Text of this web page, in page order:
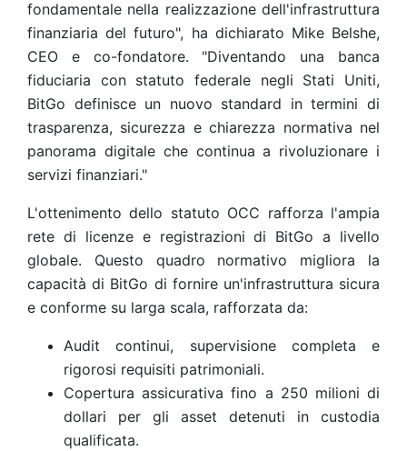
fondamentale nella realizzazione dell'infrastruttura
finanziaria del futuro", ha dichiarato Mike Belshe,
CEO e co-fondatore. "Diventando una banca
fiduciaria con statuto federale negli Stati Uniti,
BitGo definisce un nuovo standard in termini di
trasparenza, sicurezza e chiarezza normativa nel
panorama digitale che continua a rivoluzionare i
servizi finanziari."
L'ottenimento dello statuto OCC rafforza l'ampia
rete di licenze e registrazioni di BitGo a livello
globale. Questo quadro normativo migliora la
capacità di BitGo di fornire un'infrastruttura sicura
e conforme su larga scala, rafforzata da:
Audit continui, supervisione completa e
rigorosi requisiti patrimoniali.
Copertura assicurativa fino a 250 milioni di
dollari per gli asset detenuti in custodia
qualificata.